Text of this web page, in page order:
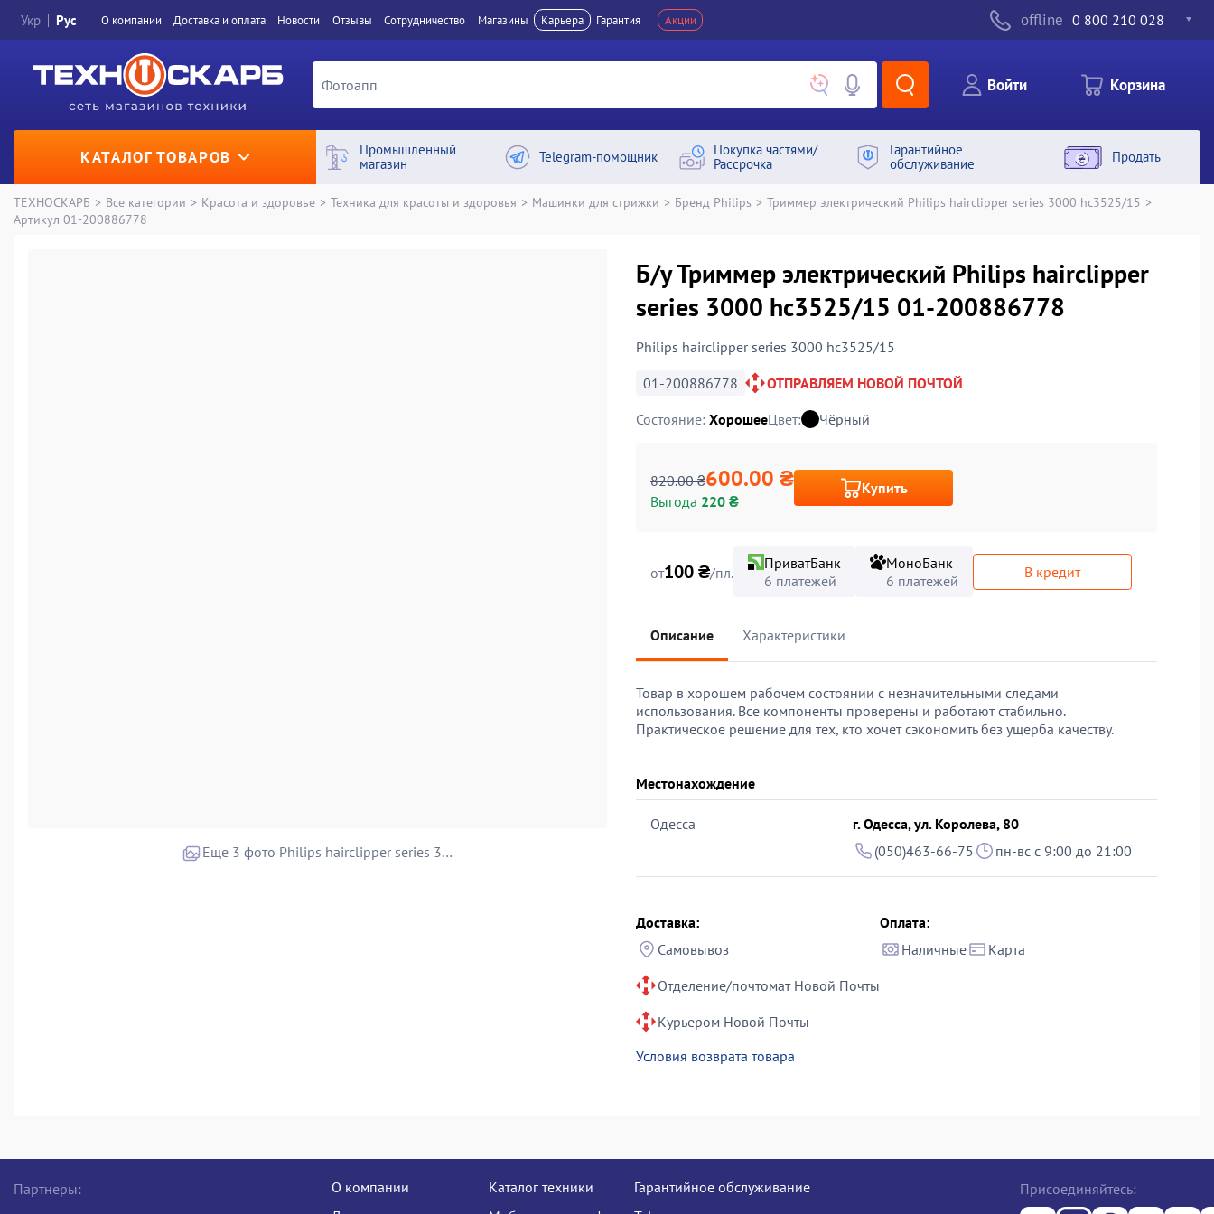
Укр Рус О компании Доставка и оплата Новости Отзывы Сотрудничество Магазины Карьера Гарантия Акции offline 0 800 210 028
Войти Корзина
КАТАЛОГ ТОВАРОВ
Промышленный
магазин
Telegram-помощник
Покупка частями/
Рассрочка
Гарантийное
обслуживание
Продать
ТЕХНОСКАРБ > Все категории > Красота и здоровье > Техника для красоты и здоровья > Машинки для стрижки > Бренд Philips > Триммер электрический Philips hairclipper series 3000 hc3525/15 >
Артикул 01-200886778
Еще 3 фото Philips hairclipper series 3000 hc3525/15
Б/у Триммер электрический Philips hairclipper
series 3000 hc3525/15 01-200886778
Philips hairclipper series 3000 hc3525/15
01-200886778
ОТПРАВЛЯЕМ НОВОЙ ПОЧТОЙ
Состояние: ХорошееЦвет: Чёрный
820.00 ₴600.00 ₴
Выгода 220 ₴
Купить
от100 ₴/пл.
ПриватБанк
6 платежей
МоноБанк
6 платежей
В кредит
Описание Характеристики
Товар в хорошем рабочем состоянии с незначительными следами
использования. Все компоненты проверены и работают стабильно.
Практическое решение для тех, кто хочет сэкономить без ущерба качеству.
Местонахождение
Одесса
г. Одесса, ул. Королева, 80
(050)463-66-75
пн-вс с 9:00 до 21:00
Доставка:
Самовывоз
Отделение/почтомат Новой Почты
Курьером Новой Почты
Оплата:
Наличные
Карта
Условия возврата товара
Партнеры:
О компании
Каталог техники
Гарантийное обслуживание
Присоединяйтесь: